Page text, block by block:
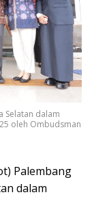
Selatan dalam
oleh Ombudsman
Palembang
dalam